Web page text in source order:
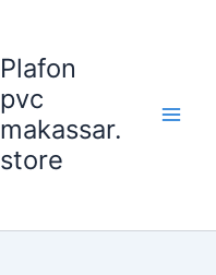
Plafon
pvc
makassar.
store